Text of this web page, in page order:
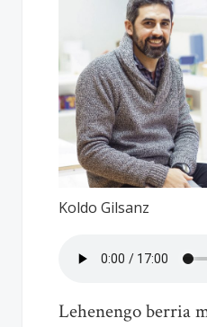
Koldo Gilsanz
Lehenengo berria